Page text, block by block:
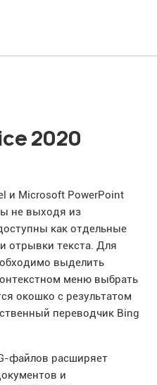
2020
и Microsoft PowerPoint
не выходя из
как отдельные
отрывки текста. Для
выделить
меню выбрать
окошко с результатом
переводчик Bing
файлов расширяет
и